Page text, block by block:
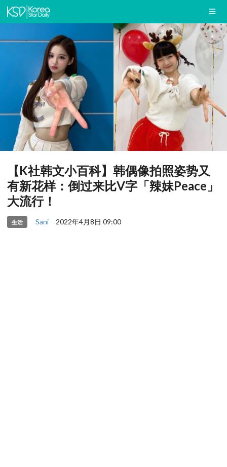
【K社韩文小百科】韩偶像拍照姿势又
有新花样：倒过来比V字「辣妹Peace」
大流行！
生活 Sani 2022年4月8日 09:00